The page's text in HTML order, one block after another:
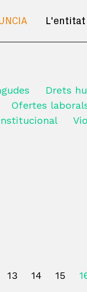
L'entitat
Drets
Ofertes
13 14 15